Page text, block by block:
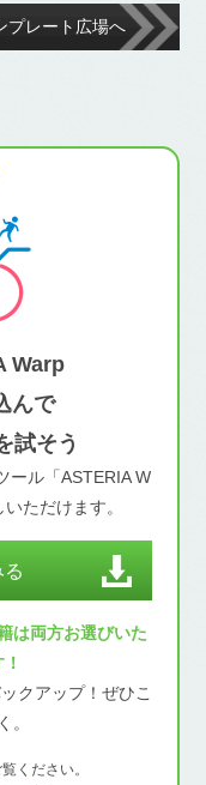
プレート広場へ
Warp
んで
試そう
ール「ASTERIA W
ただけます。
る
は両方お選びいた
クアップ！ぜひこ
。
ください。